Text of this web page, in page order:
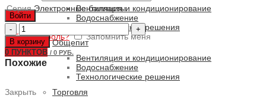
Войти
Забыли пароль? Запомнить меня
0 ПУНКТОВ / 0 РУБ.
Вентиляция и кондиционирование
Водоснабжение
Технологические решения
Общепит
Вентиляция и кондиционирование
Водоснабжение
Технологические решения
Торговля
Серия Электронные балласты
Количество
товара
EB
108-
277V
В корзину
Похожие
Закрыть